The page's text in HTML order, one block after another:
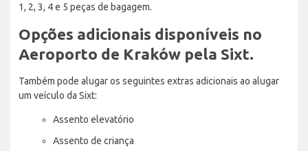
1, 2, 3, 4 e 5 peças de bagagem.
Opções adicionais disponíveis no
Aeroporto de Kraków pela Sixt.
Também pode alugar os seguintes extras adicionais ao alugar
um veículo da Sixt:
Assento elevatório
Assento de criança